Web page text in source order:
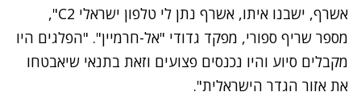
אשרף, ישבנו איתו, אשרף נתן לי טלפון ישראלי C2",
מספר שריף ספורי, מפקד גדודי "אל-חרמיין". "הפלגים היו
מקבלים סיוע והיו נכנסים פצועים וזאת בתנאי שיאבטחו
את אזור הגדר הישראלית".